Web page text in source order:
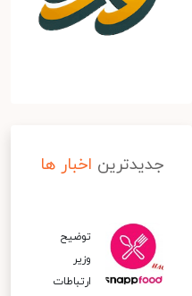
جدیدترین اخبار ها
توضیح
وزیر
ارتباطات